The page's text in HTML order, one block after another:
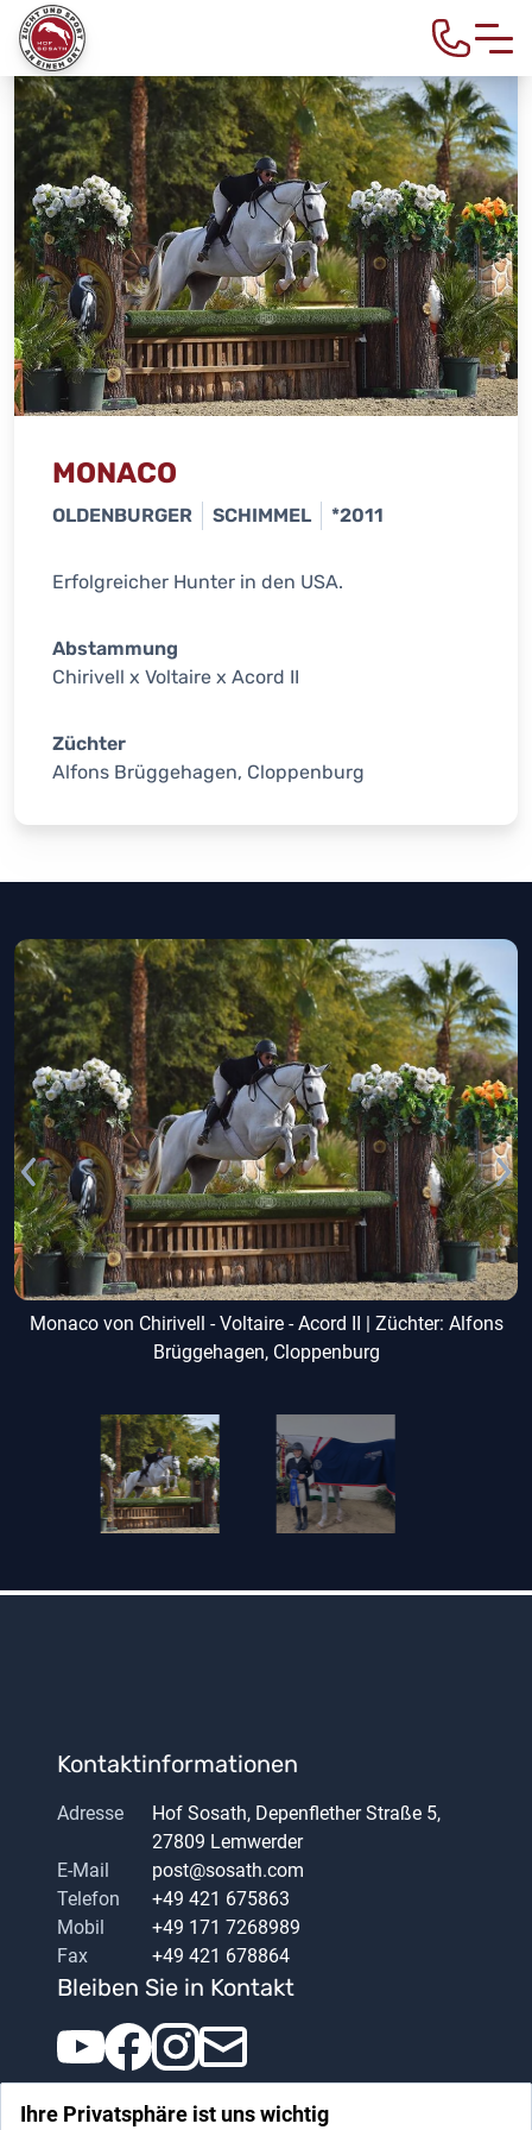
MONACO
OLDENBURGER SCHIMMEL *2011
Erfolgreicher Hunter in den USA.
Abstammung
Chirivell x Voltaire x Acord II
Züchter
Alfons Brüggehagen, Cloppenburg
Monaco von Chirivell - Voltaire - Acord II | Züchter: Alfons
Brüggehagen, Cloppenburg
Kontaktinformationen
Adresse
Hof Sosath, Depenflether Straße 5,
27809 Lemwerder
E-Mail
post@sosath.com
Telefon
+49 421 675863
Mobil
+49 171 7268989
Fax
+49 421 678864
Bleiben Sie in Kontakt
Ihre Privatsphäre ist uns wichtig